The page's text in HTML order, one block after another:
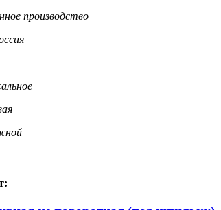
производство